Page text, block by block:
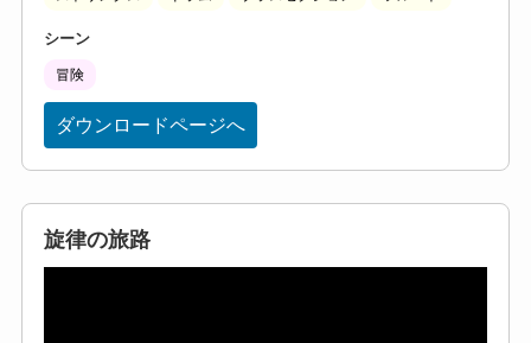
シーン
冒険
ダウンロードページへ
旋律の旅路